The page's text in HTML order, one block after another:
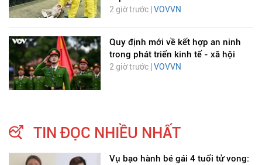
2 giờ trước | VOVVN
Quy định mới về kết hợp an ninh
trong phát triển kinh tế - xã hội
2 giờ trước | VOVVN
TIN ĐỌC NHIỀU NHẤT
Vụ bạo hành bé gái 4 tuổi tử vong: